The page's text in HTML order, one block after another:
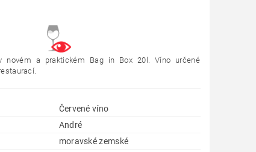
novém a praktickém Bag in Box 20l. Víno určené
Červené víno
André
moravské zemské